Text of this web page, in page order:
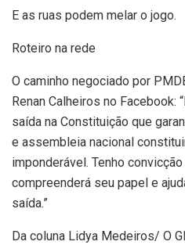
E as ruas podem melar o jogo.
Roteiro na rede
O caminho negociado por
Renan Calheiros no Facebook:
saída na Constituição que
e assembleia nacional
imponderável. Tenho
compreenderá seu papel e
saída.”
Da coluna Lidya Medeiros/ O